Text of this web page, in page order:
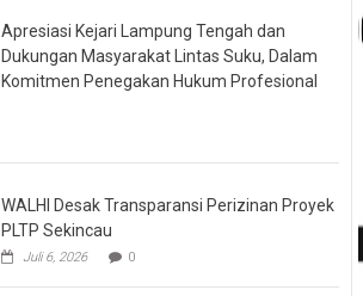
Apresiasi Kejari Lampung Tengah dan
Dukungan Masyarakat Lintas Suku, Dalam
Komitmen Penegakan Hukum Profesional
WALHI Desak Transparansi Perizinan Proyek
PLTP Sekincau
Juli 6, 2026 0